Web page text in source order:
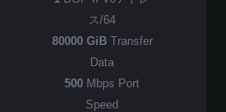
ス/64
80000 GiBTransfer
Data
500 Mbps Port
Speed